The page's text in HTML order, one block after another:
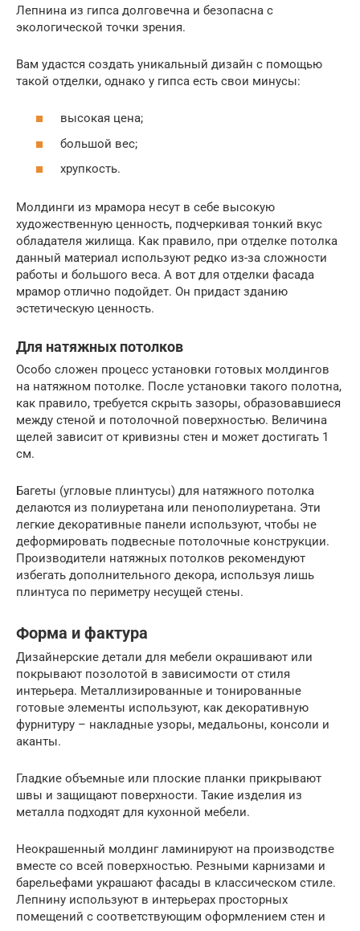
Лепнина из гипса долговечна и безопасна с
экологической точки зрения.
Вам удастся создать уникальный дизайн с помощью
такой отделки, однако у гипса есть свои минусы:
высокая цена;
большой вес;
хрупкость.
Молдинги из мрамора несут в себе высокую
художественную ценность, подчеркивая тонкий вкус
обладателя жилища. Как правило, при отделке потолка
данный материал используют редко из-за сложности
работы и большого веса. А вот для отделки фасада
мрамор отлично подойдет. Он придаст зданию
эстетическую ценность.
Для натяжных потолков
Особо сложен процесс установки готовых молдингов
на натяжном потолке. После установки такого полотна,
как правило, требуется скрыть зазоры, образовавшиеся
между стеной и потолочной поверхностью. Величина
щелей зависит от кривизны стен и может достигать 1
см.
Багеты (угловые плинтусы) для натяжного потолка
делаются из полиуретана или пенополиуретана. Эти
легкие декоративные панели используют, чтобы не
деформировать подвесные потолочные конструкции.
Производители натяжных потолков рекомендуют
избегать дополнительного декора, используя лишь
плинтуса по периметру несущей стены.
Форма и фактура
Дизайнерские детали для мебели окрашивают или
покрывают позолотой в зависимости от стиля
интерьера. Металлизированные и тонированные
готовые элементы используют, как декоративную
фурнитуру – накладные узоры, медальоны, консоли и
аканты.
Гладкие объемные или плоские планки прикрывают
швы и защищают поверхности. Такие изделия из
металла подходят для кухонной мебели.
Неокрашенный молдинг ламинируют на производстве
вместе со всей поверхностью. Резными карнизами и
барельефами украшают фасады в классическом стиле.
Лепнину используют в интерьерах просторных
помещений с соответствующим оформлением стен и